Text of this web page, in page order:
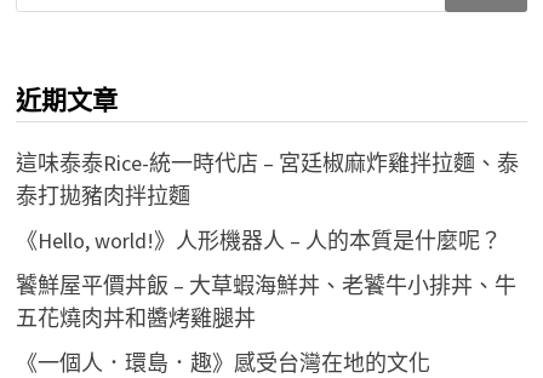
字:
近期文章
這味泰泰Rice-統一時代店 – 宮廷椒麻炸雞拌拉麵、泰
泰打拋豬肉拌拉麵
《Hello, world!》人形機器人 – 人的本質是什麼呢？
饕鮮屋平價丼飯 – 大草蝦海鮮丼、老饕牛小排丼、牛
五花燒肉丼和醬烤雞腿丼
《一個人．環島．趣》感受台灣在地的文化